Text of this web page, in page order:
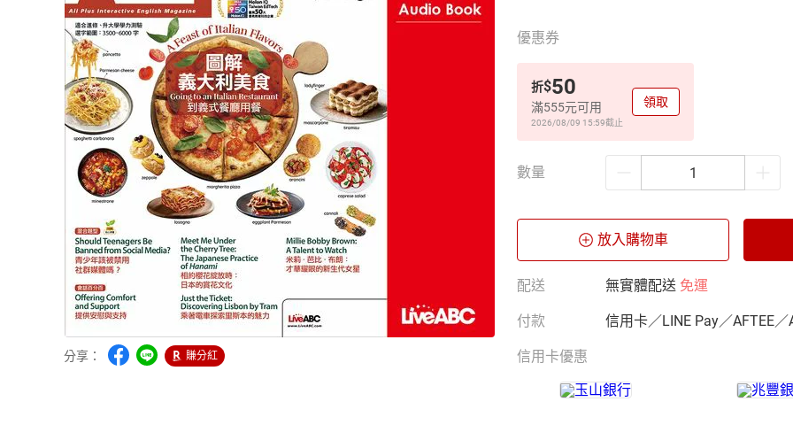
分享： 賺分紅
優惠券
折$50
滿555元可用
2026/08/09 15:59截止
領取
數量
放入購物車
配送 無實體配送 免運
付款 信用卡／LINE Pay／AFTEE／
信用卡優惠